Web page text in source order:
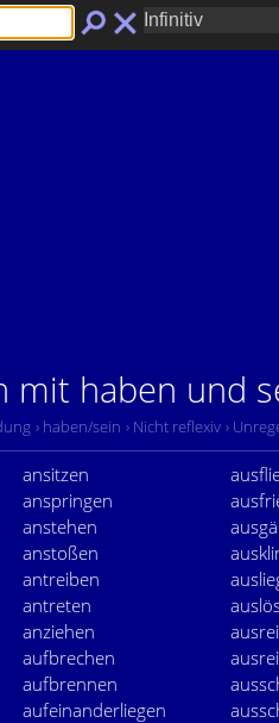
mit haben und
› haben/sein › Nicht reflexiv ›
ansitzen
anspringen
anstehen
anstoßen
antreiben
antreten
anziehen
aufbrechen
aufbrennen
aufeinanderliegen